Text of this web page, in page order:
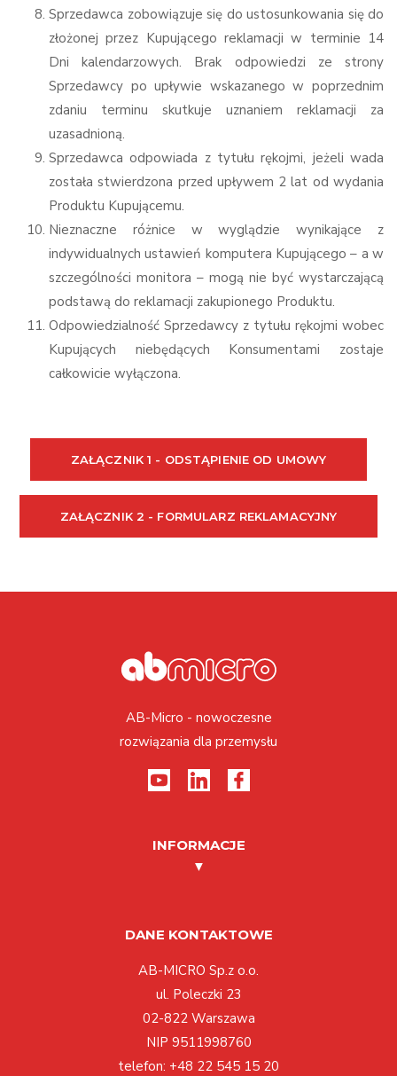
Sprzedawca zobowiązuje się do ustosunkowania się do
złożonej przez Kupującego reklamacji w terminie 14
Dni kalendarzowych. Brak odpowiedzi ze strony
Sprzedawcy po upływie wskazanego w poprzednim
zdaniu terminu skutkuje uznaniem reklamacji za
uzasadnioną.
Sprzedawca odpowiada z tytułu rękojmi, jeżeli wada
została stwierdzona przed upływem 2 lat od wydania
Produktu Kupującemu.
Nieznaczne różnice w wyglądzie wynikające z
indywidualnych ustawień komputera Kupującego – a w
szczególności monitora – mogą nie być wystarczającą
podstawą do reklamacji zakupionego Produktu.
Odpowiedzialność Sprzedawcy z tytułu rękojmi wobec
Kupujących niebędących Konsumentami zostaje
całkowicie wyłączona.
ZAŁĄCZNIK 1 - ODSTĄPIENIE OD UMOWY
ZAŁĄCZNIK 2 - FORMULARZ REKLAMACYJNY
AB-Micro - nowoczesne
rozwiązania dla przemysłu
INFORMACJE
DANE KONTAKTOWE
AB-MICRO Sp.z o.o.
ul. Poleczki 23
02-822 Warszawa
NIP 9511998760
telefon: +48 22 545 15 20